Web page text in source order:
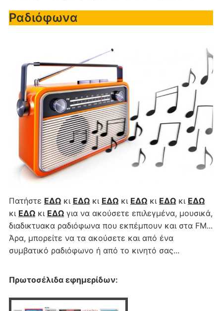
Ραδιόφωνα
Πατήστε ΕΔΩκι ΕΔΩκι ΕΔΩκι ΕΔΩκι ΕΔΩκι ΕΔΩ
κι ΕΔΩκι ΕΔΩγια να ακούσετε επιλεγμένα, μουσικά,
διαδικτυακα ραδιόφωνα που εκπέμπουν και στα FM...
Άρα, μπορείτε να τα ακούσετε και από ένα
συμβατικό ραδιόφωνο ή από το κινητό σας...
Πρωτοσέλιδα εφημερίδων: